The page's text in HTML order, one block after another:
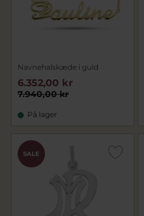
Navnehalskæde i guld
7.940,00 kr
6.352,00 kr
På lager
SALE